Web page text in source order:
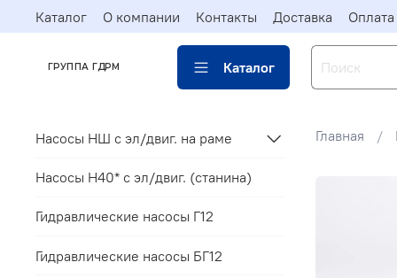
Каталог О компании Контакты Доставка Оплата
ГРУППА ГДРМ Каталог
Главная
Насосы НШ с эл/двиг. на раме
Насосы Н40* c эл/двиг. (станина)
Гидравлические насосы Г12
Гидравлические насосы БГ12